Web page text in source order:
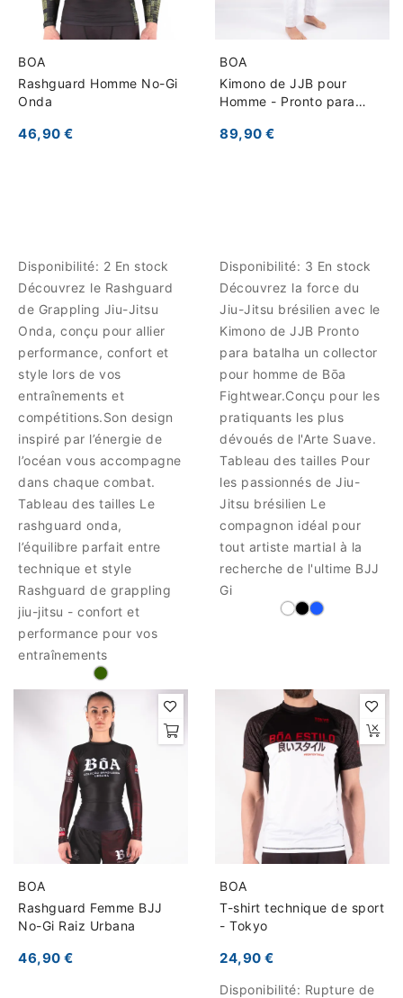
BOA
Rashguard Homme No-Gi
Onda
46,90 €
Disponibilité: 2 En stock
Découvrez le Rashguard
de Grappling Jiu-Jitsu
Onda, conçu pour allier
performance, confort et
style lors de vos
entraînements et
compétitions.Son design
inspiré par l’énergie de
l’océan vous accompagne
dans chaque combat.
Tableau des tailles Le
rashguard onda,
l’équilibre parfait entre
technique et style
Rashguard de grappling
jiu-jitsu - confort et
performance pour vos
entraînements
BOA
Kimono de JJB pour
Homme - Pronto para
89,90 €
Disponibilité: 3 En stock
Découvrez la force du
Jiu-Jitsu brésilien avec le
Kimono de JJB Pronto
para batalha un collector
pour homme de Bōa
Fightwear.Conçu pour les
pratiquants les plus
dévoués de l'Arte Suave.
Tableau des tailles Pour
les passionnés de Jiu-
Jitsu brésilien Le
compagnon idéal pour
tout artiste martial à la
recherche de l'ultime BJJ
Gi
BOA
Rashguard Femme BJJ
No-Gi Raiz Urbana
46,90 €
BOA
T-shirt technique de sport
- Tokyo
24,90 €
Disponibilité: Rupture de